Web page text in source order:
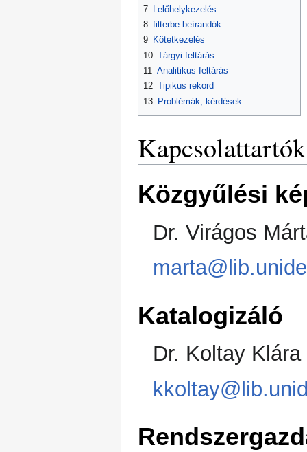
7 Lelőhelykezelés
8 filterbe beírandók
9 Kötetkezelés
10 Tárgyi feltárás
11 Analitikus feltárás
12 Tipikus rekord
13 Problémák, kérdések
Kapcsolattartók
Közgyűlési
Dr. Virágos
Katalogizáló
Dr. Koltay Klára